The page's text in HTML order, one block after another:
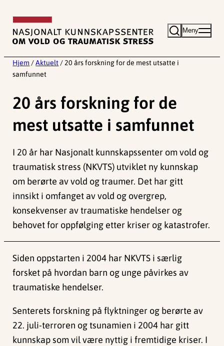
innhold
Meny
Hjem / Aktuelt / 20 års forskning for de mest utsatte i
samfunnet
20 års forskning for de
mest utsatte i samfunnet
I 20 år har Nasjonalt kunnskapssenter om vold og
traumatisk stress (NKVTS) utviklet ny kunnskap
om berørte av vold og traumer. Det har gitt
innsikt i omfanget av vold og overgrep,
konsekvenser av traumatiske hendelser og
behovet for oppfølging etter kriser og katastrofer.
Siden oppstarten i 2004 har NKVTS i særlig
forsket på hvordan barn og unge påvirkes av
traumatiske hendelser.
Senterets forskning på flyktninger og berørte av
22. juli-terroren og tsunamien i 2004 har gitt
kunnskap som vil være nyttig i fremtidige kriser. I